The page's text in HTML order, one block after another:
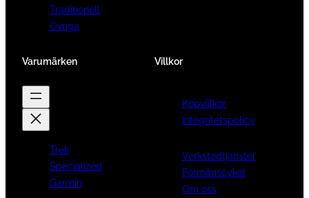
Traditionell
Övriga
Varumärken
Trek
Specialized
Garmin
Villkor
Köpvillkor
Integritetspolicy
Verkstadtjänster
Förmånscykel
Om oss